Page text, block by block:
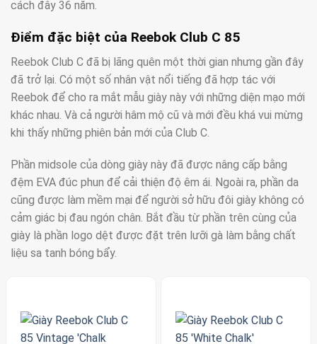
cách đây 36 năm.
Điểm đặc biệt của Reebok Club C 85
Reebok Club C đã bị lãng quên một thời gian nhưng gần đây
đã trở lại. Có một số nhân vật nổi tiếng đã hợp tác với
Reebok để cho ra mắt mẫu giày này với những diện mạo mới
khác nhau. Và cả người hâm mộ cũ và mới đều khá vui mừng
khi thấy những phiên bản mới của Club C.
Phần midsole của dòng giày này đã được nâng cấp bằng
đệm EVA đúc phun để cải thiện độ êm ái. Ngoài ra, phần da
cũng được làm mềm mại để người sở hữu đôi giày không có
cảm giác bị đau ngón chân. Bắt đầu từ phần trên cùng của
giày là phần logo dệt được đặt trên lưỡi gà làm bằng chất
liệu sa tanh bóng bẩy.
màu, dải ripstop mỏng từ gót đến phần giữa, logo thương
hiệu “Reebok” ở má giày và những chiếc lỗ thủng ở